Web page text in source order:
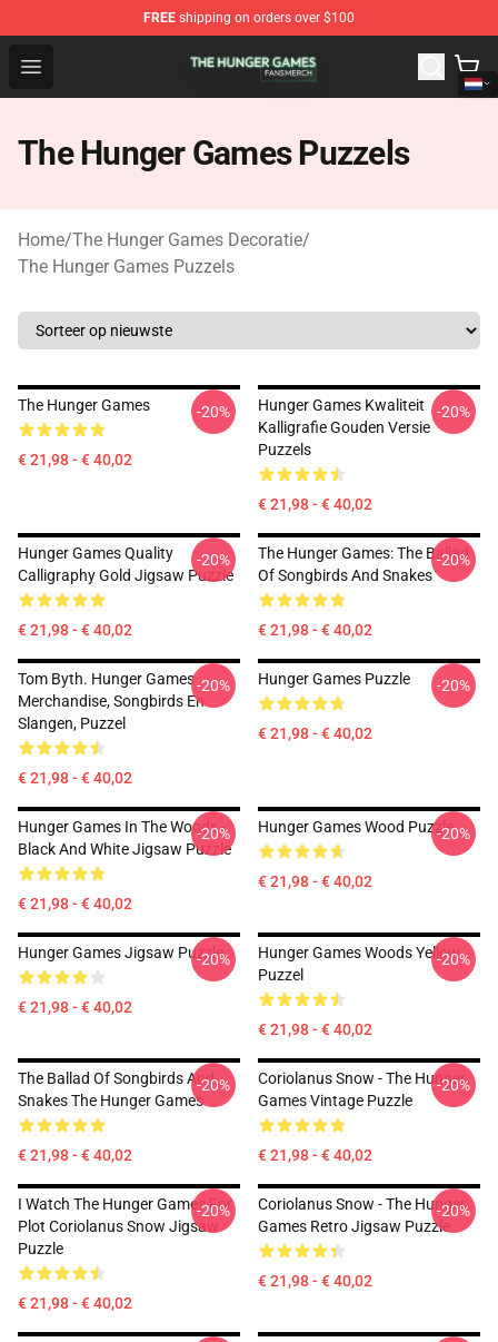
FREE shipping on orders over $100
Open menu
The Hunger Games Shop - Official The Hunger Games
The Hunger Games Puzzels
Home/The Hunger Games Decoratie/
The Hunger Games Puzzels
The Hunger Games
€ 21,98 - € 40,02
-20%
Hunger Games Kwaliteit
Kalligrafie Gouden Versie
Puzzels
€ 21,98 - € 40,02
-20%
Hunger Games Quality
Calligraphy Gold Jigsaw Puzzle
€ 21,98 - € 40,02
-20%
The Hunger Games: The Ballad
Of Songbirds And Snakes
€ 21,98 - € 40,02
-20%
Tom Byth. Hunger Games
Merchandise, Songbirds En
Slangen, Puzzel
€ 21,98 - € 40,02
-20% Hunger Games Puzzle
€ 21,98 - € 40,02
-20%
Hunger Games In The Woods -
Black And White Jigsaw Puzzle
€ 21,98 - € 40,02
-20% Hunger Games Wood Puzzle
€ 21,98 - € 40,02
-20%
Hunger Games Jigsaw Puzzle
€ 21,98 - € 40,02
-20%
Hunger Games Woods Yellow
Puzzel
€ 21,98 - € 40,02
-20%
The Ballad Of Songbirds And
Snakes The Hunger Games
€ 21,98 - € 40,02
-20%
Coriolanus Snow - The Hunger
Games Vintage Puzzle
€ 21,98 - € 40,02
-20%
I Watch The Hunger Games For
Plot Coriolanus Snow Jigsaw
Puzzle
€ 21,98 - € 40,02
-20%
Coriolanus Snow - The Hunger
Games Retro Jigsaw Puzzle
€ 21,98 - € 40,02
-20%